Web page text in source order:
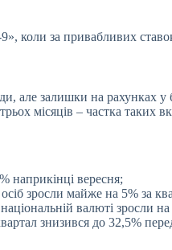
коли за привабливих
але залишки на рахунках у
місяців – частка таких
наприкінці вересня;
зросли майже на 5% за
валюті зросли
знизився до 32,5%